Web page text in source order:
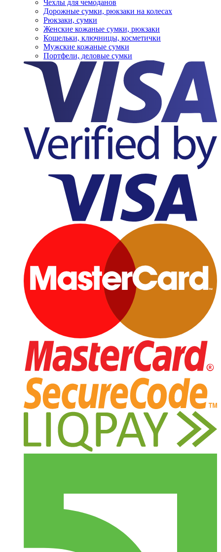
Чехлы для чемоданов
Дорожные сумки, рюкзаки на колесах
Рюкзаки, сумки
Женские кожаные сумки, рюкзаки
Кошельки, ключницы, косметички
Мужские кожаные сумки
Портфели, деловые сумки